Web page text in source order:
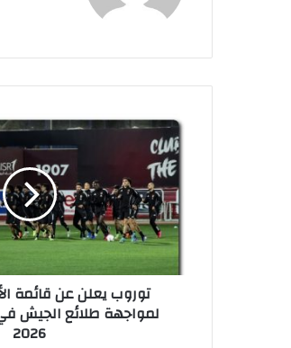
ت
و
ب
ن
توروب يعلن عن قائمة
لمواجهة طلائع الجيش
2026